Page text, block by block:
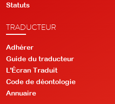
Statuts
TRADUCTEUR
Adhérer
Guide du traducteur
L'Écran Traduit
Code de déontologie
Annuaire